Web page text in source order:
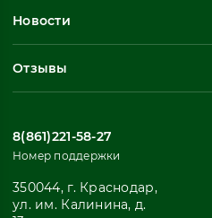
Профессиональное обучение
Все
Новости
Отзывы
8(861)221-58-27
Номер поддержки
350044, г. Краснодар,
ул. им. Калинина, д.